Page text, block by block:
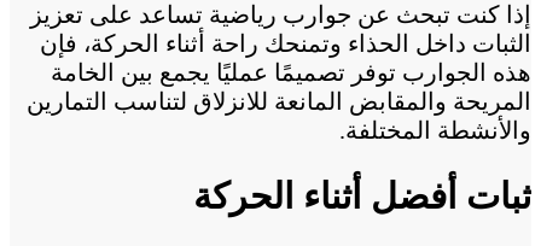
إذا كنت تبحث عن جوارب رياضية تساعد على تعزيز
الثبات داخل الحذاء وتمنحك راحة أثناء الحركة، فإن
هذه الجوارب توفر تصميمًا عمليًا يجمع بين الخامة
المريحة والمقابض المانعة للانزلاق لتناسب التمارين
والأنشطة المختلفة.
ثبات أفضل أثناء الحركة